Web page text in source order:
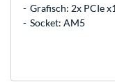
Grafisch: 2x PCIe
Socket: AM5